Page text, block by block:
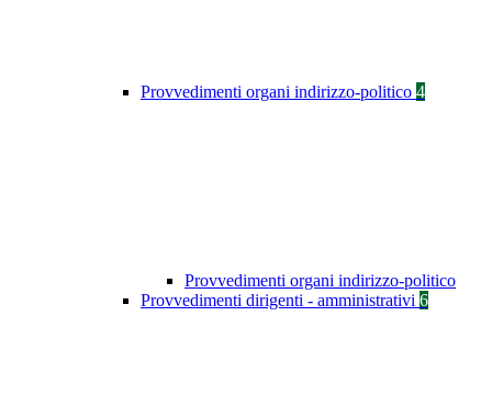
Provvedimenti organi indirizzo-politico 4
Provvedimenti organi indirizzo-politico
Provvedimenti dirigenti - amministrativi 6